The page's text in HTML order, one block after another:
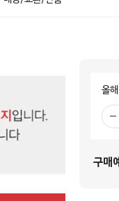
올
기
구매